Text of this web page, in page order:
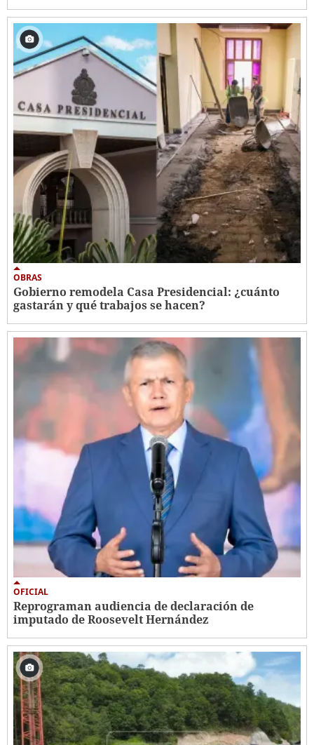
OBRAS
Gobierno remodela Casa Presidencial: ¿cuánto
gastarán y qué trabajos se hacen?
OFICIAL
Reprograman audiencia de declaración de
imputado de Roosevelt Hernández